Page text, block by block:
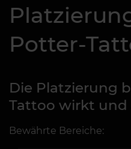
Potter-
Die Platzierung
Tattoo wirkt und
Bewährte Bereiche: